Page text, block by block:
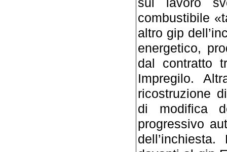
combustibile
altro gip
energetico,
dal contratto
Impregilo.
ricostruzione
di modifica
progressivo